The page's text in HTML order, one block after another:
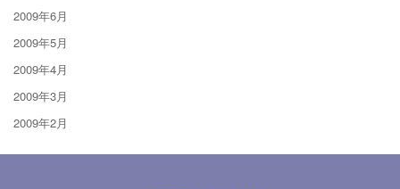
2009年6月
2009年5月
2009年4月
2009年3月
2009年2月